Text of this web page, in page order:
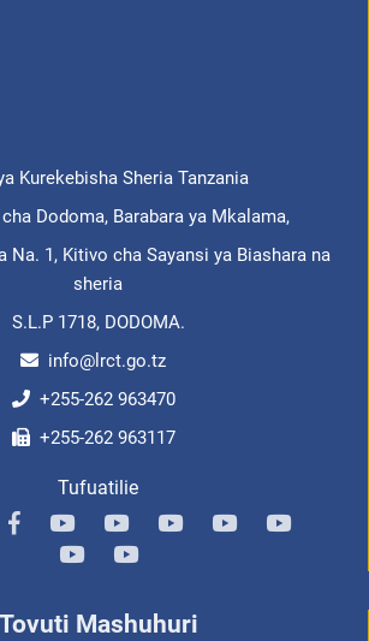
Kurekebisha Sheria Tanzania
Dodoma, Barabara ya Mkalama,
Na. 1, Kitivo cha Sayansi ya Biashara na
sheria
S.L.P 1718, DODOMA.
info@lrct.go.tz
+255-262 963470
+255-262 963117
Tufuatilie
Tovuti Mashuhuri